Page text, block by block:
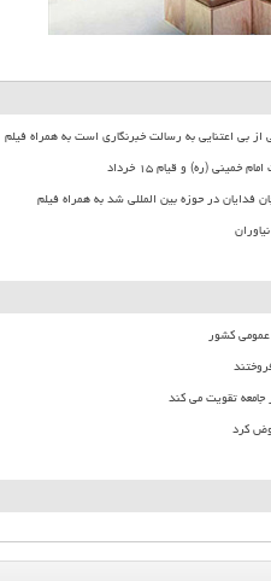
از بی اعتنایی به رسالت خبرنگاری است به همراه فیلم
(ره) و قیام ۱۵ خرداد
فدایان در حوزه بین المللی شد به همراه فیلم
عمومی کشور
جامعه تقویت می کند
کرد